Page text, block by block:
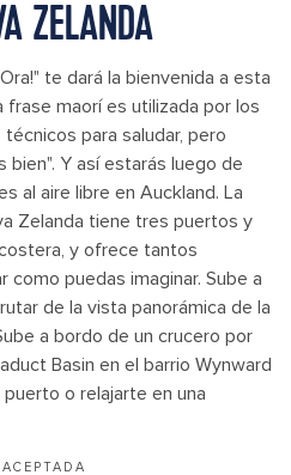
ZELANDA
te dará la bienvenida a esta
frase maorí es utilizada por los
para saludar, pero
Y así estarás luego de
al aire libre en Auckland. La
Zelanda tiene tres puertos y
y ofrece tantos
puedas imaginar. Sube a
de la vista panorámica de la
a bordo de un crucero por
Basin en el barrio Wynward
o relajarte en una